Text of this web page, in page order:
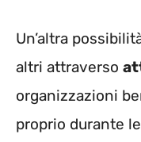
Un’altra
altri attraverso
organizzazioni
proprio durante